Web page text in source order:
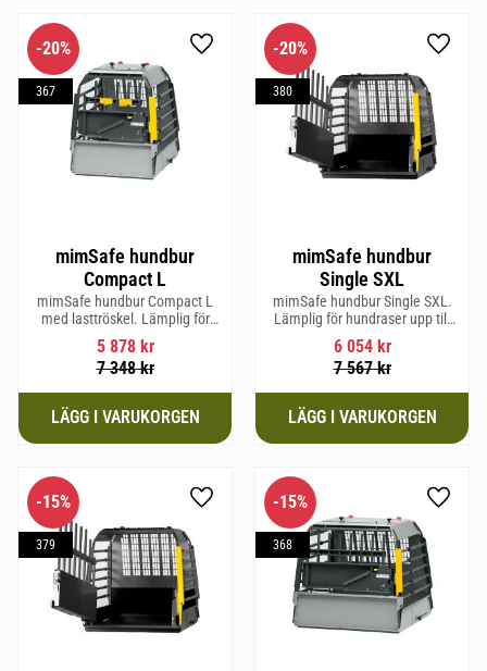
mimSafe hundbur
Compact L
mimSafe hundbur Compact L
med lasttröskel. Lämplig för
hundraser upp till 58 cm i
mankhöjd.
5 878kr
7 348kr
20%
367
Lägg till i favoriter
mimSafe hundbur
Single SXL
mimSafe hundbur Single SXL.
Lämplig för hundraser upp till
64 cm i mankhöjd.
6 054kr
7 567kr
20%
380
Lägg
15%
379
Lägg till i favoriter
15%
368
Lägg